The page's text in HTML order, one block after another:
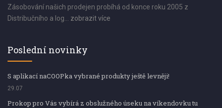
Zásobování našich prodejen probíhá od konce roku 2005 z
Distribučního a log... zobrazit více
Poslední novinky
S aplikací naCOOPka vybrané produkty ještě levněji!
29.07
Prokop pro Vás vybírá z obslužného úseku na víkendovku tu